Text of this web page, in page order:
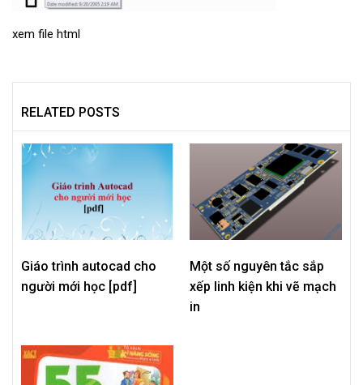
xem file html
RELATED POSTS
Giáo trình autocad cho
người mới học [pdf]
Một số nguyên tắc sắp
xếp linh kiện khi vẽ mạch
in